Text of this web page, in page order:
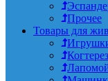
Прочее
Товары для